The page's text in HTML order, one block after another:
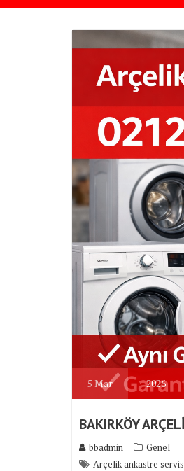
5 Mar 2026
BAKIRKÖY
bbadmin
Genel
Arçelik ankastre